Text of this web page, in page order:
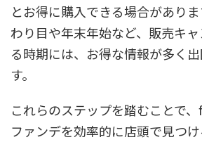
とお得に購入できる場合があり
わり目や年末年始など、販売キ
る時期には、お得な情報が多く
す。
これらのステップを踏むことで
ファンデを効率的に店頭で見つ